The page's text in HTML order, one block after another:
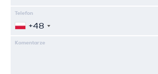
Telefon
+48
Komentarze